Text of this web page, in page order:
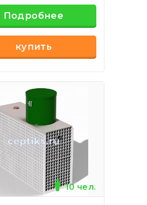
Подробнее
купить
10 чел.